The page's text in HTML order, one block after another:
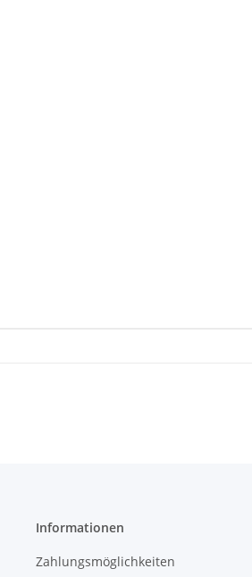
Informationen
Zahlungsmöglichkeiten